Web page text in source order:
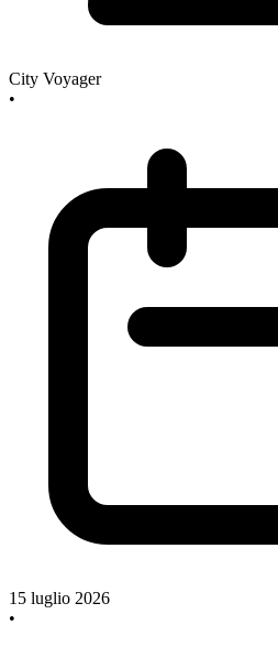
City Voyager
•
15 luglio 2026
•